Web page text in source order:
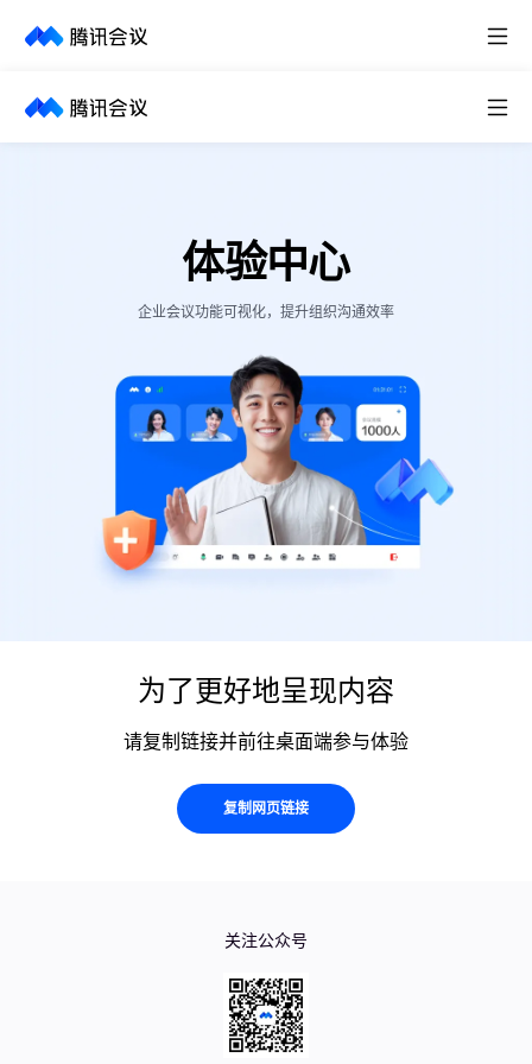
取消
历史搜索
体验中心
企业会议功能可视化，提升组织沟通效率
为了更好地呈现内容
请复制链接并前往桌面端参与体验
复制网页链接
关注公众号